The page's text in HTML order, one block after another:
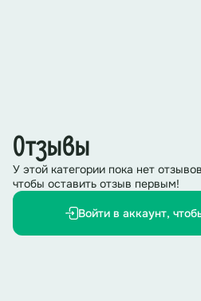
Отзывы
У этой категории пока нет
чтобы оставить отзыв первым!
Войти в аккаунт,